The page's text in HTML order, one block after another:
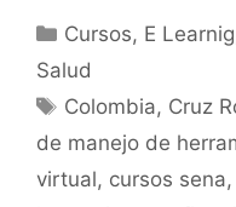
c
e
b
o
o
itt ai
Categorías
Cursos, E Learnig
Salud
Etiquetas
Colombia, Cruz
de manejo de
virtual, cursos sena,